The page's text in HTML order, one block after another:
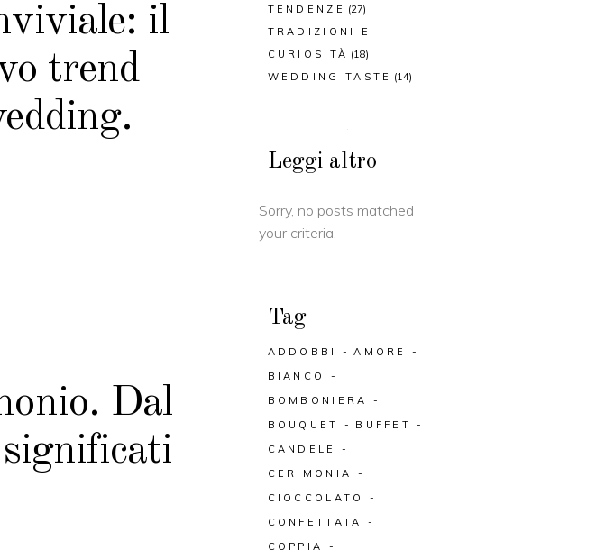
il
trend
Dal
TENDENZE (27)
TRADIZIONI E
CURIOSITÀ (18)
WEDDING TASTE (14)
Leggi altro
Sorry, no posts matched
your criteria.
Tag
ADDOBBI
AMORE
BIANCO
BOMBONIERA
BOUQUET
BUFFET
CANDELE
CERIMONIA
CIOCCOLATO
CONFETTATA
COPPIA